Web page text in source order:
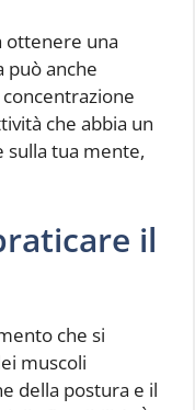
ottenere una
può anche
che abbia un
sulla tua mente,
il
che si
muscoli
della postura e il